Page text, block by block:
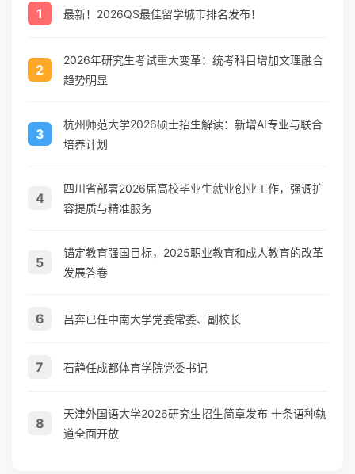
1 最新！2026QS最佳留学城市排名发布！
2
2026年研究生考试重大变革：统考科目增加文理融合
趋势明显
3
杭州师范大学2026硕士招生解读：新增AI专业与联合
培养计划
4
四川省部署2026届高校毕业生就业创业工作，强调扩
容提质与精准服务
5
锚定教育强国目标，2025职业教育和成人教育的改革
发展答卷
6 吕奔已任中南大学党委常委、副校长
7 石静任成都体育学院党委书记
8
天津外国语大学2026研究生招生简章发布 十条语种轨
道全面开放